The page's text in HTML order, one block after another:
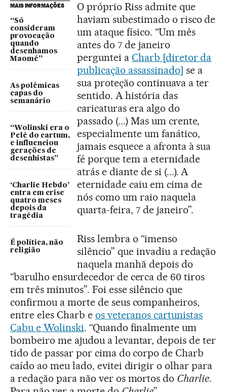
MAIS INFORMAÇÕES
“Só
consideram
provocação
quando
desenhamos
Maomé”
As polêmicas
capas do
semanário
“Wolinski era o
Pelé do cartum,
e influenciou
gerações de
desenhistas”
‘Charlie Hebdo’
entra em crise
quatro meses
depois da
tragédia
É política, não
religião
O próprio Riss admite que
haviam subestimado o risco de
um ataque físico. “Um mês
antes do 7 de janeiro
perguntei a Charb [diretor da
publicação assassinado] se a
sua proteção continuava a ter
sentido. A história das
caricaturas era algo do
passado (...) Mas um crente,
especialmente um fanático,
jamais esquece a afronta à sua
fé porque tem a eternidade
atrás e diante de si (...). A
eternidade caiu em cima de
nós como um raio naquela
quarta-feira, 7 de janeiro”.
Riss lembra o “imenso
silêncio” que invadiu a redação
naquela manhã depois do
“barulho ensurdecedor de cerca de 60 tiros
em três minutos”. Foi esse silêncio que
confirmou a morte de seus companheiros,
entre eles Charb e os veteranos cartunistas
Cabu e Wolinski. “Quando finalmente um
bombeiro me ajudou a levantar, depois de ter
tido de passar por cima do corpo de Charb
caído ao meu lado, evitei dirigir o olhar para
a redação para não ver os mortos do Charlie.